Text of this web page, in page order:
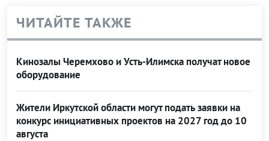
ЧИТАЙТЕ ТАКЖЕ
Кинозалы Черемхово и Усть-Илимска получат новое
оборудование
Жители Иркутской области могут подать заявки на
конкурс инициативных проектов на 2027 год до 10
августа